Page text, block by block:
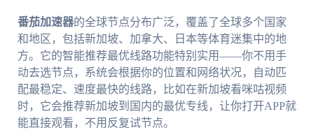
番茄加速器的全球节点分布广泛，覆盖了全球多个国家
和地区，包括新加坡、加拿大、日本等体育迷集中的地
方。它的智能推荐最优线路功能特别实用——你不用手
动去选节点，系统会根据你的位置和网络状况，自动匹
配最稳定、速度最快的线路，比如在新加坡看咪咕视频
时，它会推荐新加坡到国内的最优专线，让你打开APP就
能直接观看，不用反复试节点。